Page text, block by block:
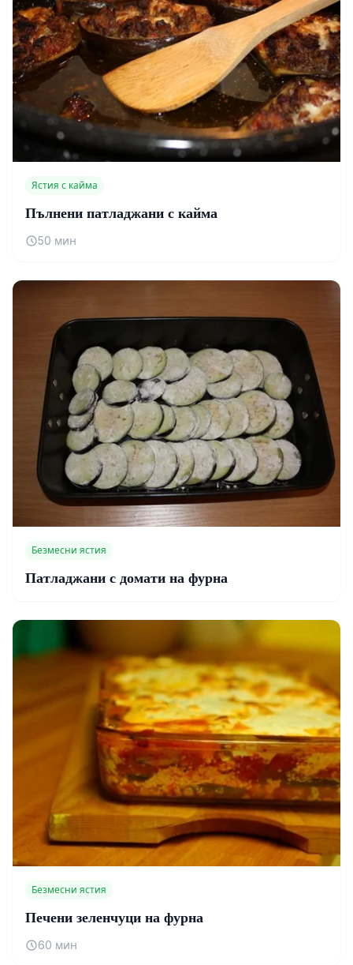
Ястия с кайма
Пълнени патладжани с кайма
50 мин
Безмесни ястия
Патладжани с домати на фурна
Безмесни ястия
Печени зеленчуци на фурна
60 мин